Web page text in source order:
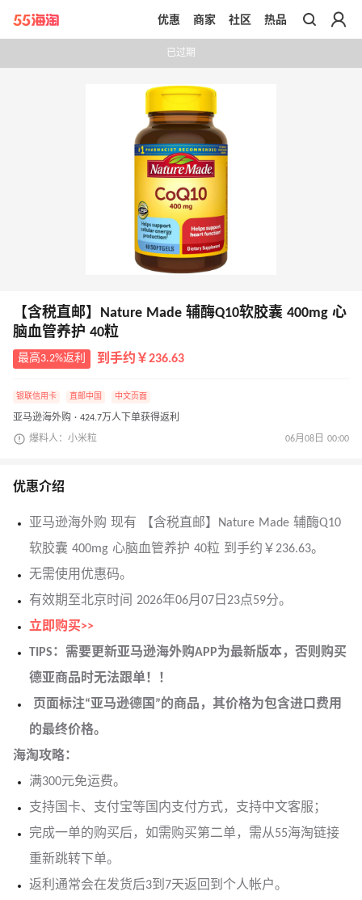
带你去官网买正品
优惠 商家 社区 热品
已过期
【含税直邮】Nature Made 辅酶Q10软胶囊 400mg 心
脑血管养护 40粒
最高3.2%返利 到手约￥236.63
银联信用卡 直邮中国 中文页面
亚马逊海外购 · 424.7万人下单获得返利
爆料人：小米粒 06月08日 00:00
优惠介绍
亚马逊海外购 现有 【含税直邮】Nature Made 辅酶Q10
软胶囊 400mg 心脑血管养护 40粒 到手约￥236.63。
无需使用优惠码。
有效期至北京时间 2026年06月07日23点59分。
立即购买>>
TIPS：需要更新亚马逊海外购APP为最新版本，否则购买
德亚商品时无法跟单！！
页面标注“亚马逊德国”的商品，其价格为包含进口费用
的最终价格。
海淘攻略：
满300元免运费。
支持国卡、支付宝等国内支付方式，支持中文客服；
完成一单的购买后，如需购买第二单，需从55海淘链接
重新跳转下单。
返利通常会在发货后3到7天返回到个人帐户。